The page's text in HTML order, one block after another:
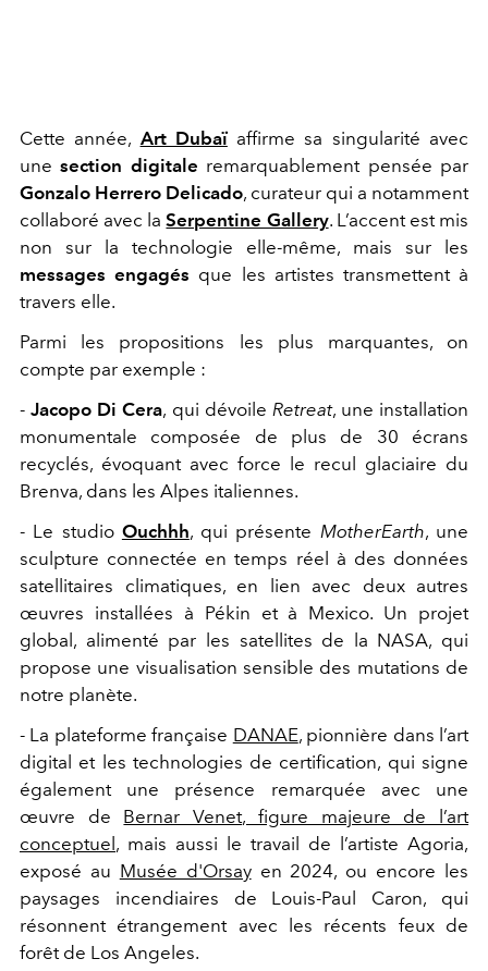
Cette année, Art Dubaïaffirme sa singularité avec
unesection digitale remarquablement pensée par
Gonzalo Herrero Delicado, curateur qui a notamment
collaboré avec la Serpentine Gallery. L’accent est mis
non sur la technologie elle-même, mais sur les
messages engagés que les artistes transmettent à
travers elle.
Parmi les propositions les plus marquantes, on
compte par exemple :
-Jacopo Di Cera, qui dévoile Retreat, une installation
monumentale composée de plus de 30 écrans
recyclés, évoquant avec force le recul glaciaire du
Brenva, dans les Alpes italiennes.
- Le studio Ouchhh, qui présente MotherEarth, une
sculpture connectée en temps réel à des données
satellitaires climatiques, en lien avec deux autres
œuvres installées à Pékin et à Mexico. Un projet
global, alimenté par les satellites de la NASA, qui
propose une visualisation sensible des mutations de
notre planète.
- La plateforme française DANAE, pionnière dans l’art
digital et les technologies de certification, qui signe
également une présence remarquée avec une
œuvre de Bernar Venet, figure majeure de l’art
conceptuel , mais aussi le travail de l’artiste Agoria,
exposé au Musée d'Orsayen 2024, ou encore les
paysages incendiaires de Louis-Paul Caron, qui
résonnent étrangement avec les récents feux de
forêt de Los Angeles.